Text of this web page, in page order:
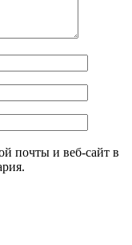
почты и веб-сайт в